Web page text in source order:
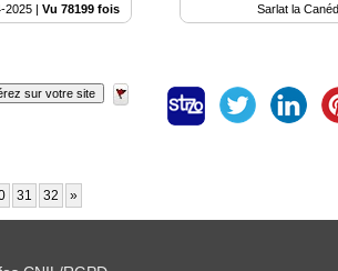
2025| Vu 78199 fois
Sarlat la
sur votre site
31 32 »